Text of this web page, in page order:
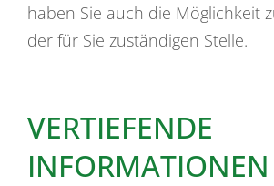
haben Sie auch die Möglichkeit
der für Sie zuständigen Stelle.
VERTIEFENDE
INFORMATIONEN